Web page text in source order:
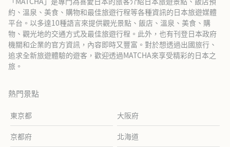
約、溫泉、美食、購物和最佳旅遊行程等各種資訊的日本旅遊媒體
平台。以多達10種語言來提供觀光景點、飯店、溫泉、美食、購
物、觀光地的交通方式及最佳旅遊行程。此外，也有刊登日本政府
機關和企業的官方資訊，內容即時又豐富。對於想透過出國旅行、
追求全新旅遊體驗的遊客，歡迎透過MATCHA來享受精彩的日本之
旅。
熱門景點
東京都 大阪府
京都府 北海道